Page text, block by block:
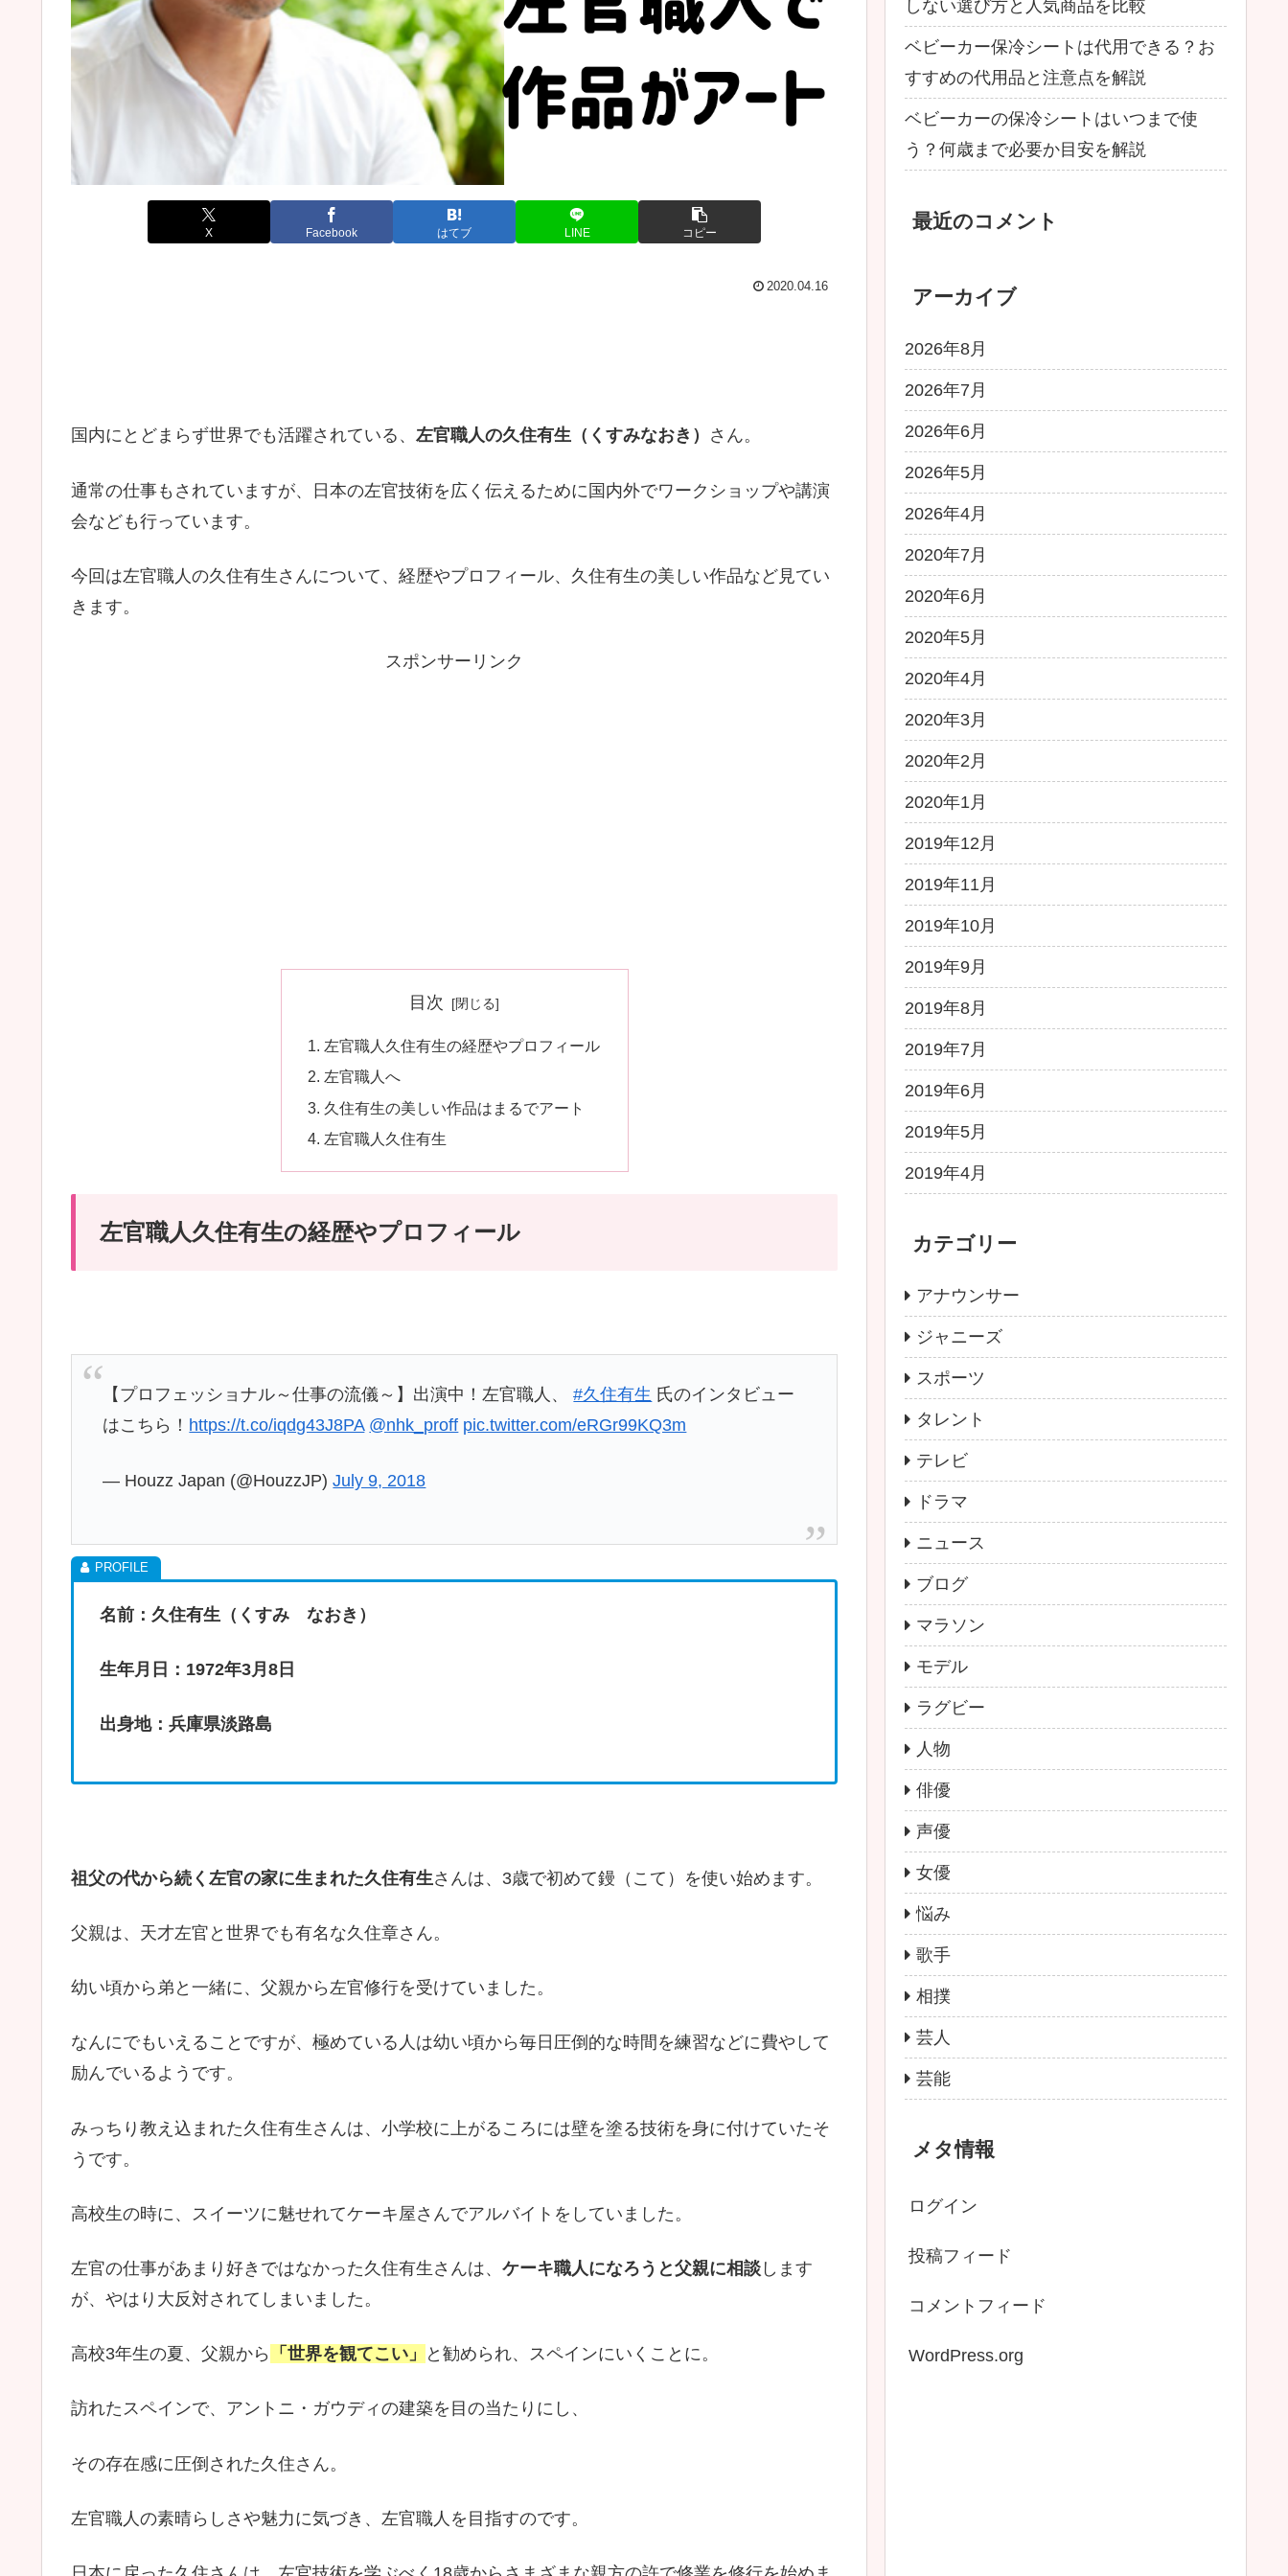
X Facebook はてブ LINE コピー
2020.04.16
国内にとどまらず世界でも活躍されている、 左官職人の久住有生（くすみなおき） さん。
通常の仕事もされていますが、日本の左官技術を広く伝えるために国内外でワークショップや講演
会なども行っています。
今回は左官職人の久住有生さんについて、経歴やプロフィール、久住有生の美しい作品など見てい
きます。
スポンサーリンク
目次
左官職人久住有生の経歴やプロフィール
左官職人へ
久住有生の美しい作品はまるでアート
左官職人久住有生
左官職人久住有生の経歴やプロフィール
【プロフェッショナル～仕事の流儀～】出演中！左官職人、#久住有生 氏のインタビュー
はこちら！ https://t.co/iqdg43J8PA @nhk_proff pic.twitter.com/eRGr99KQ3m
— Houzz Japan (@HouzzJP)July 9, 2018
名前：久住有生（くすみ なおき）
生年月日：1972年3月8日
出身地：兵庫県淡路島
祖父の代から続く左官の家に生まれた久住有生さんは、3歳で初めて鏝（こて）を使い始めます。
父親は、天才左官と世界でも有名な久住章さん。
幼い頃から弟と一緒に、父親から左官修行を受けていました。
なんにでもいえることですが、極めている人は幼い頃から毎日圧倒的な時間を練習などに費やして
励んでいるようです。
みっちり教え込まれた久住有生さんは、小学校に上がるころには壁を塗る技術を身に付けていたそ
うです。
高校生の時に、スイーツに魅せれてケーキ屋さんでアルバイトをしていました。
左官の仕事があまり好きではなかった久住有生さんは、 ケーキ職人になろうと父親に相談 します
が、やはり大反対されてしまいました。
高校3年生の夏、父親から 「世界を観てこい」 と勧められ、スペインにいくことに。
訪れたスペインで、アントニ・ガウディの建築を目の当たりにし、
その存在感に圧倒された久住さん。
左官職人の素晴らしさや魅力に気づき、左官職人を目指すのです。
しない選び方と人気商品を比較
ベビーカー保冷シートは代用できる？お
すすめの代用品と注意点を解説
ベビーカーの保冷シートはいつまで使
う？何歳まで必要か目安を解説
最近のコメント
アーカイブ
2026年8月
2026年7月
2026年6月
2026年5月
2026年4月
2020年7月
2020年6月
2020年5月
2020年4月
2020年3月
2020年2月
2020年1月
2019年12月
2019年11月
2019年10月
2019年9月
2019年8月
2019年7月
2019年6月
2019年5月
2019年4月
カテゴリー
アナウンサー
ジャニーズ
スポーツ
タレント
テレビ
ドラマ
ニュース
ブログ
マラソン
モデル
ラグビー
人物
俳優
声優
女優
悩み
歌手
相撲
芸人
芸能
メタ情報
ログイン
投稿フィード
コメントフィード
WordPress.org